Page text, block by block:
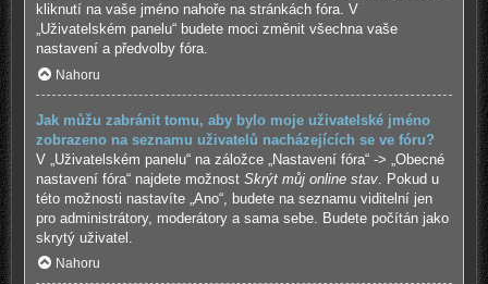
kliknutí na vaše jméno nahoře na stránkách fóra. V
„Uživatelském panelu“ budete moci změnit všechna vaše
nastavení a předvolby fóra.
Nahoru
Jak můžu zabránit tomu, aby bylo moje uživatelské jméno
zobrazeno na seznamu uživatelů nacházejících se ve fóru?
V „Uživatelském panelu“ na záložce „Nastavení fóra“ -> „Obecné
nastavení fóra“ najdete možnost Skrýt můj online stav. Pokud u
této možnosti nastavíte „Ano“, budete na seznamu viditelní jen
pro administrátory, moderátory a sama sebe. Budete počítán jako
skrytý uživatel.
Nahoru